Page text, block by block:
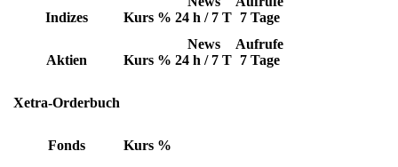
Indizes Kurs % 24 h / 7 T 7 Tage
Aktien Kurs %
News
24 h / 7 T
Aufrufe
7 Tage
Xetra-Orderbuch
Fonds Kurs %